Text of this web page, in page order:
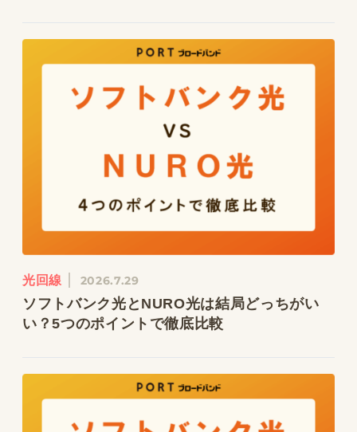
光回線 2026.7.29
ソフトバンク光とNURO光は結局どっちがい
い？5つのポイントで徹底比較